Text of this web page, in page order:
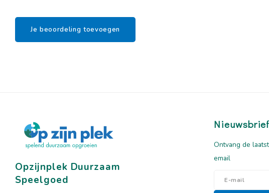
Je beoordeling toevoegen
Opzijnplek Duurzaam
Speelgoed
Nieuwsbrief
Ontvang de
email